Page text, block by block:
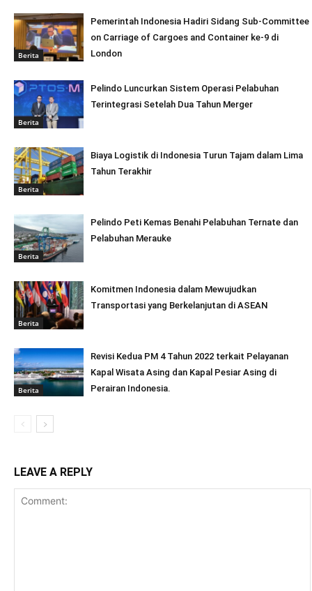
Berita
Pemerintah Indonesia Hadiri Sidang Sub-Committee
on Carriage of Cargoes and Container ke-9 di
London
Berita
Pelindo Luncurkan Sistem Operasi Pelabuhan
Terintegrasi Setelah Dua Tahun Merger
Berita
Biaya Logistik di Indonesia Turun Tajam dalam Lima
Tahun Terakhir
Berita
Pelindo Peti Kemas Benahi Pelabuhan Ternate dan
Pelabuhan Merauke
Berita
Komitmen Indonesia dalam Mewujudkan
Transportasi yang Berkelanjutan di ASEAN
Berita
Revisi Kedua PM 4 Tahun 2022 terkait Pelayanan
Kapal Wisata Asing dan Kapal Pesiar Asing di
Perairan Indonesia.
LEAVE A REPLY